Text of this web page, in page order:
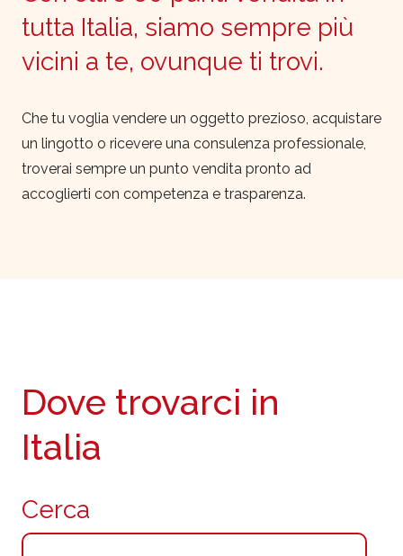
tutta Italia, siamo sempre più
vicini a te, ovunque ti trovi.
Che tu voglia vendere un oggetto prezioso, acquistare
un lingotto o ricevere una consulenza professionale,
troverai sempre un punto vendita pronto ad
accoglierti con competenza e trasparenza.
Cerca
Dove trovarci in
Italia